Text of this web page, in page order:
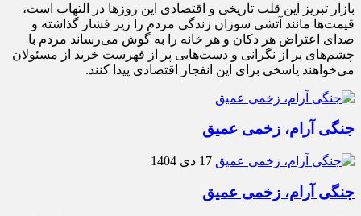
بازار تبریز این قلب تاریخی و اقتصادی این روزها در التهاب است،
قیمت‌ها مانند آتشی سوزان زندگی مردم را زیر فشار گذاشته و
صدای اعتراض هر دکان و هر خانه را به گوش می‌رساند مردم با
چشم‌های پر از نگرانی و دست‌هایی پر از فهرست خرید از مسئولان
می‌خواهند پاسخی برای این انفجار اقتصادی پیدا کنند.
جنگی آرام، زخمی عمیق
17 دی 1404
جنگی آرام، زخمی عمیق